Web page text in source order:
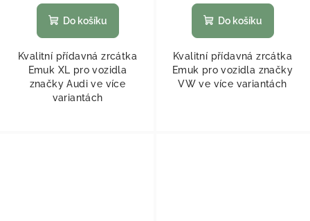
Do košíku
Kvalitní přídavná zrcátka
Emuk XL pro vozidla
značky Audi ve více
variantách
Do košíku
Kvalitní přídavná zrcátka
Emuk pro vozidla značky
VW ve více variantách